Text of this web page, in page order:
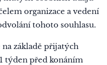
organizace a vedení
tohoto souhlasu.
základě přijatých
týden před konáním